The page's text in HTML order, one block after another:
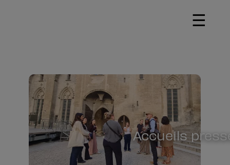
☰
Accueils